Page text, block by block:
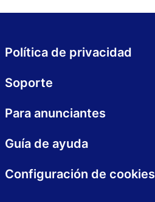
Política de privacidad
Soporte
Para anunciantes
Guía de ayuda
Configuración de cookies